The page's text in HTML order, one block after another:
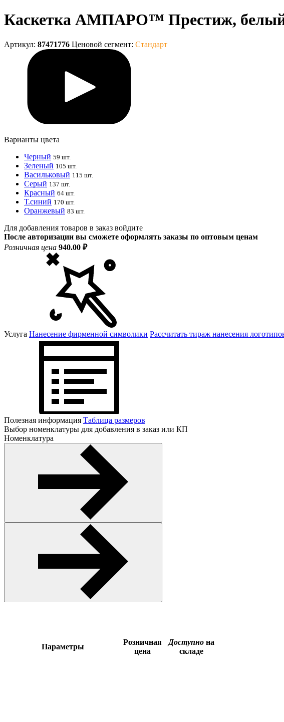
Каскетка АМПАРО™ Престиж,
Артикул: 87471776 Ценовой сегмент: Стандарт
Варианты цвета
Черный 59 шт.
Зеленый 105 шт.
Васильковый 115 шт.
Серый 137 шт.
Красный 64 шт.
Т.синий 170 шт.
Оранжевый 83 шт.
Для добавления товаров в заказ войдите
После авторизации вы сможете оформлять заказы по оптовым ценам
Розничная цена 940.00 ₽
Услуга Нанесение фирменной символики Рассчитать тираж нанесения
Полезная информация Таблица размеров
Выбор номенклатуры для добавления в заказ или КП
Номенклатура
Параметры
Розничная
цена
Доступно на
складе